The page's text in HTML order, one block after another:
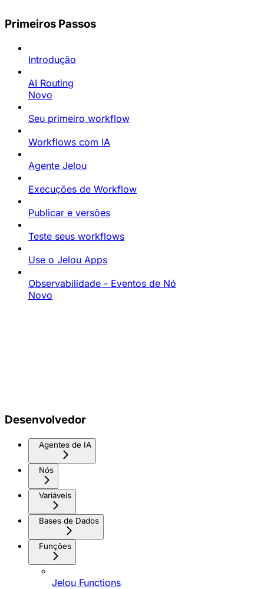
Primeiros Passos
Introdução
AI Routing
Novo
Seu primeiro workflow
Workflows com IA
Agente Jelou
Execuções de Workflow
Publicar e versões
Teste seus workflows
Use o Jelou Apps
Observabilidade - Eventos de Nó
Novo
Desenvolvedor
Agentes de IA
Nós
Variáveis
Bases de Dados
Funções
Jelou Functions